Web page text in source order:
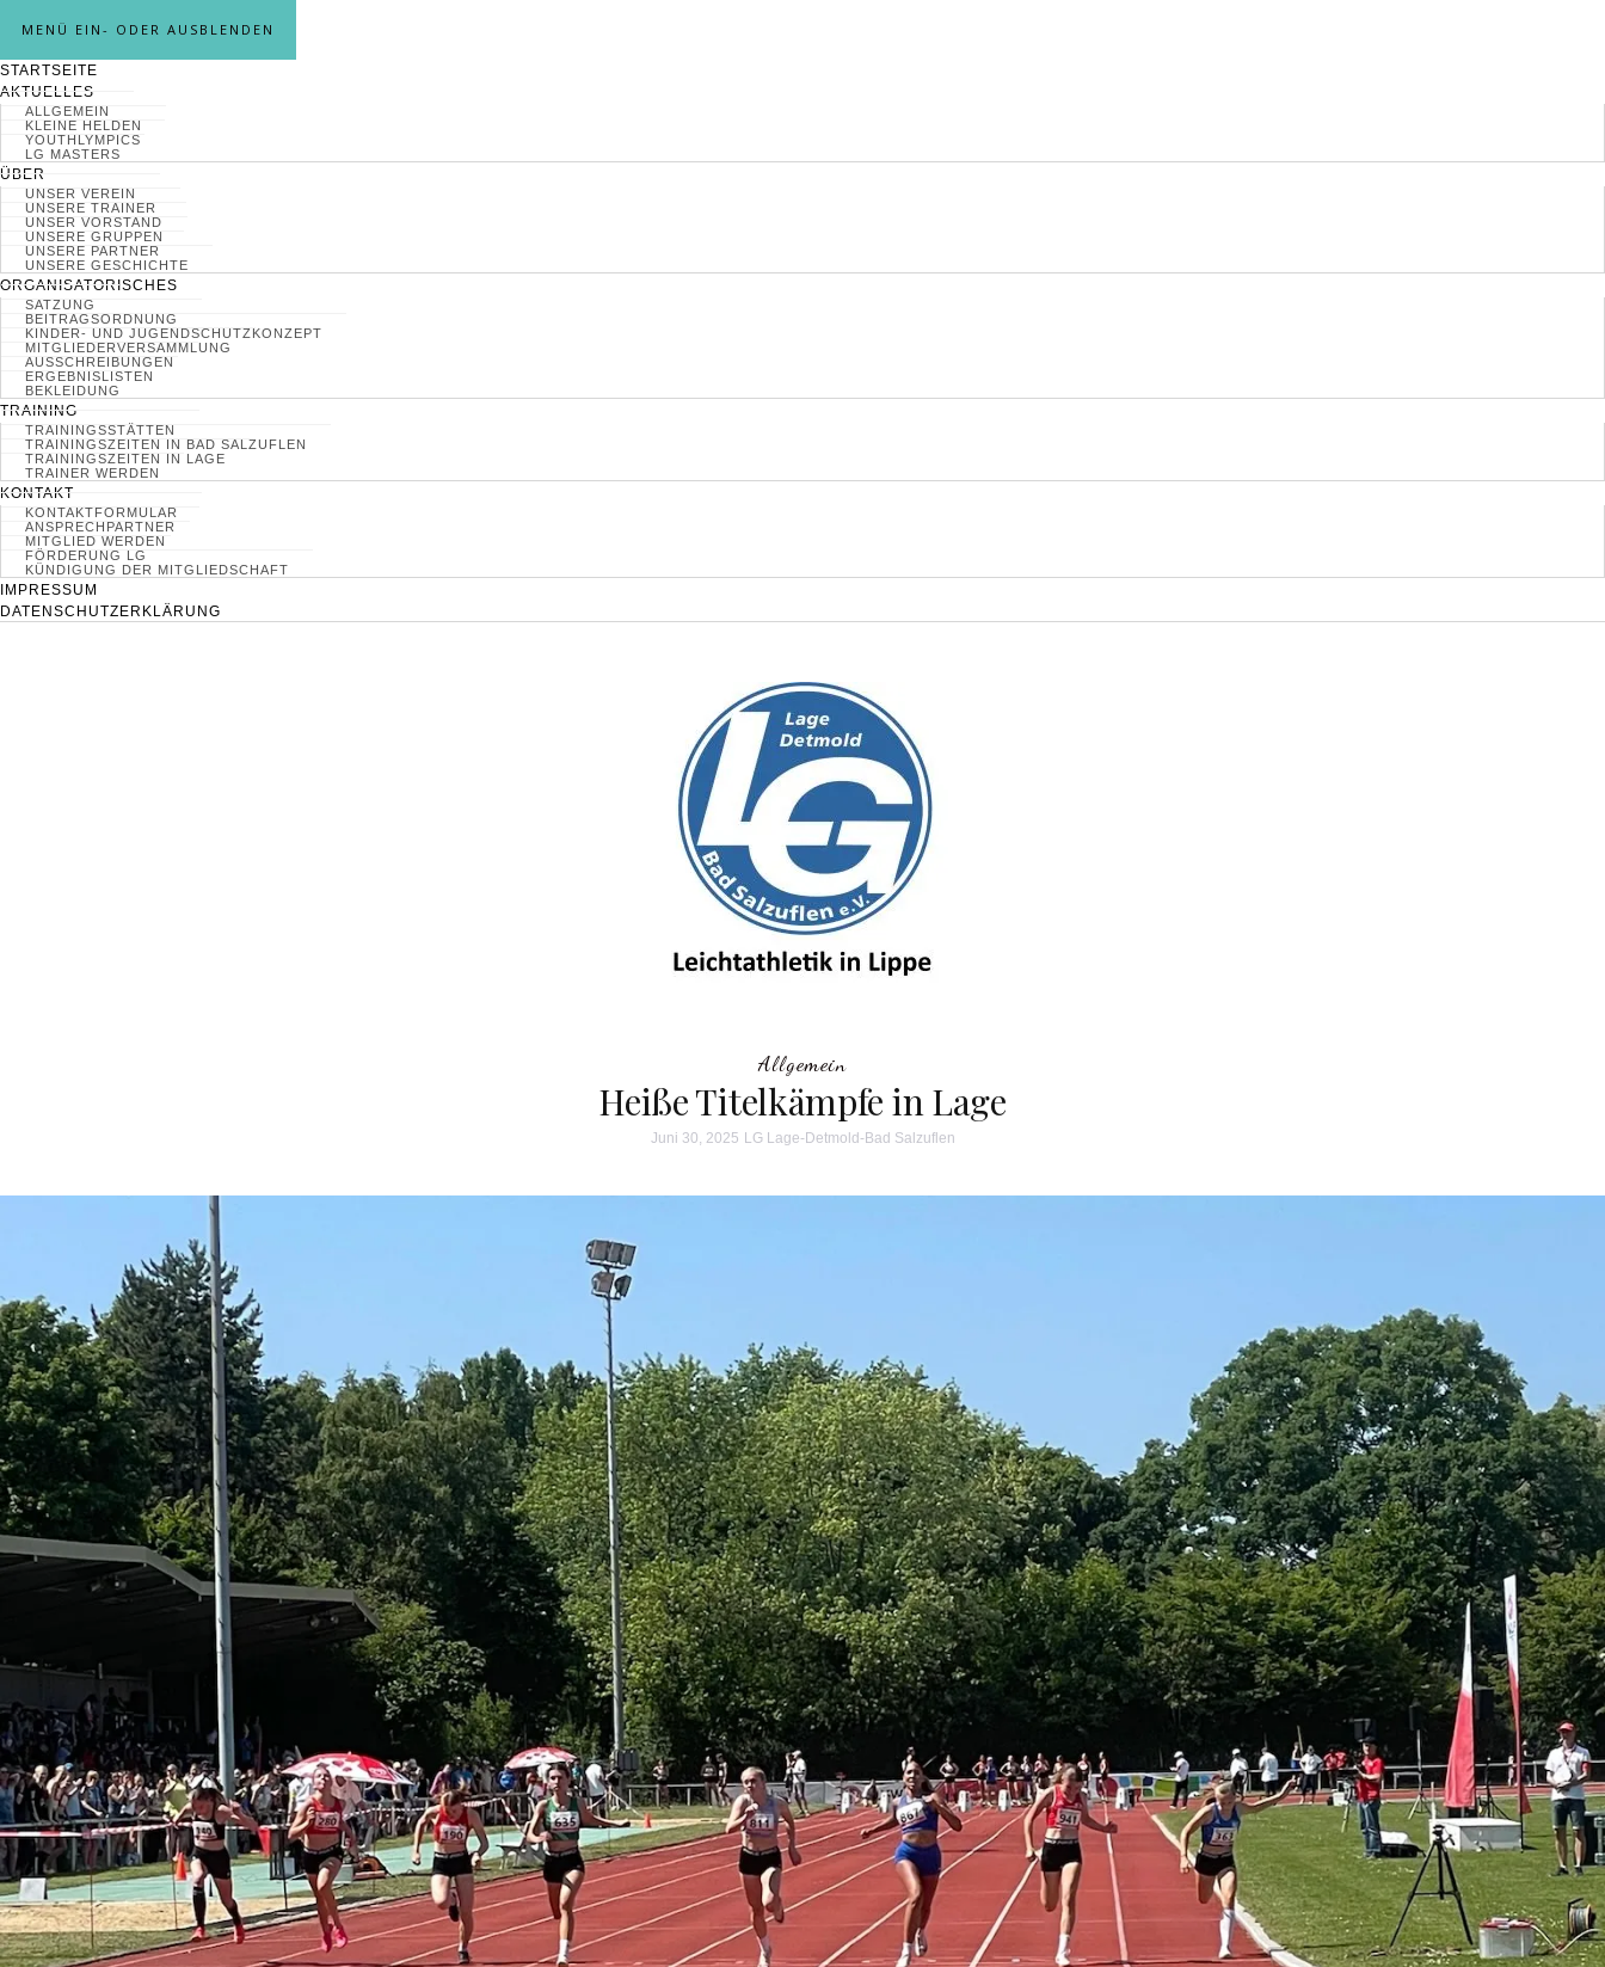
MENÜ EIN- ODER AUSBLENDEN
STARTSEITE
AKTUELLES
ALLGEMEIN
KLEINE HELDEN
YOUTHLYMPICS
LG MASTERS
ÜBER
UNSER VEREIN
UNSERE TRAINER
UNSER VORSTAND
UNSERE GRUPPEN
UNSERE PARTNER
UNSERE GESCHICHTE
ORGANISATORISCHES
SATZUNG
BEITRAGSORDNUNG
KINDER- UND JUGENDSCHUTZKONZEPT
MITGLIEDERVERSAMMLUNG
AUSSCHREIBUNGEN
ERGEBNISLISTEN
BEKLEIDUNG
TRAINING
TRAININGSSTÄTTEN
TRAININGSZEITEN IN BAD SALZUFLEN
TRAININGSZEITEN IN LAGE
TRAINER WERDEN
KONTAKT
KONTAKTFORMULAR
ANSPRECHPARTNER
MITGLIED WERDEN
FÖRDERUNG LG
KÜNDIGUNG DER MITGLIEDSCHAFT
IMPRESSUM
DATENSCHUTZERKLÄRUNG
Allgemein
Heiße Titelkämpfe in Lage
Juni 30, 2025 LG Lage-Detmold-Bad Salzuflen